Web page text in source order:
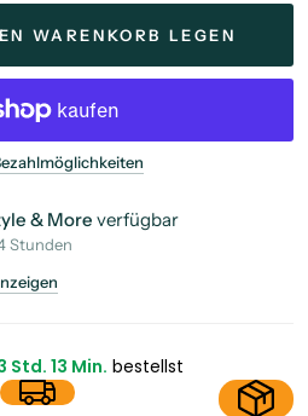
WARENKORB LEGEN
& More verfügbar
Stunden
Std. 13 Min. bestellst